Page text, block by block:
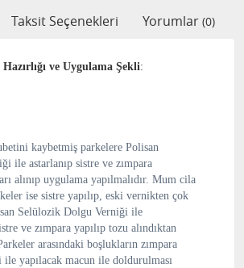
Taksit Seçenekleri Yorumlar (0)
Hazırlığı ve Uygulama Şekli:
kaybetmiş parkelere Polisan
ile astarlanıp sistre ve zımpara
alınıp uygulama yapılmalıdır. Mum cila
ise sistre yapılıp, eski vernikten çok
Selülozik Dolgu Verniği ile
ve zımpara yapılıp tozu alındıktan
arasındaki boşlukların zımpara
ile yapılacak macun ile doldurulması